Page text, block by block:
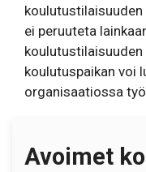
ei peruuteta
koulutuspaikan voi
organisaatiossa
Avoimet